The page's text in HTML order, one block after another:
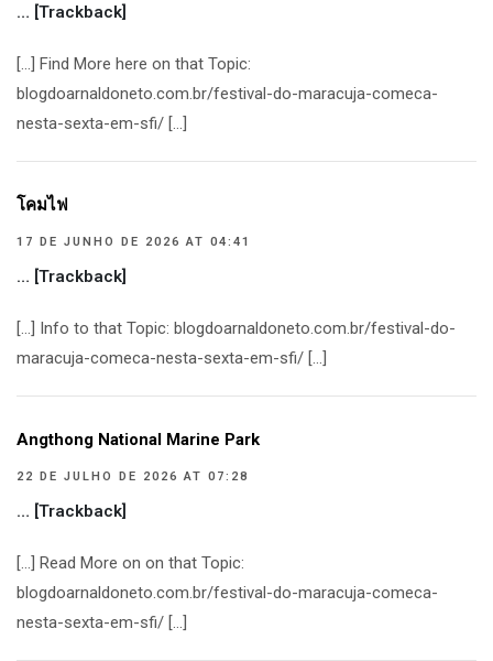
… [Trackback]
[…] Find More here on that Topic:
blogdoarnaldoneto.com.br/festival-do-maracuja-comeca-
nesta-sexta-em-sfi/ […]
โคมไฟ
17 DE JUNHO DE 2026 AT 04:41
… [Trackback]
[…] Info to that Topic: blogdoarnaldoneto.com.br/festival-do-
maracuja-comeca-nesta-sexta-em-sfi/ […]
Angthong National Marine Park
22 DE JULHO DE 2026 AT 07:28
… [Trackback]
[…] Read More on on that Topic:
blogdoarnaldoneto.com.br/festival-do-maracuja-comeca-
nesta-sexta-em-sfi/ […]